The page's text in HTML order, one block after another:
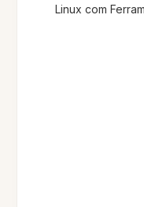
Linux com